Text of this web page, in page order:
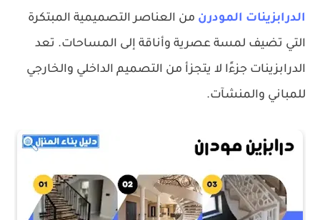
الدرابزينات المودرن من العناصر التصميمية المبتكرة
التي تضيف لمسة عصرية وأناقة إلى المساحات. تعد
الدرابزينات جزءًا لا يتجزأ من التصميم الداخلي والخارجي
للمباني والمنشآت.